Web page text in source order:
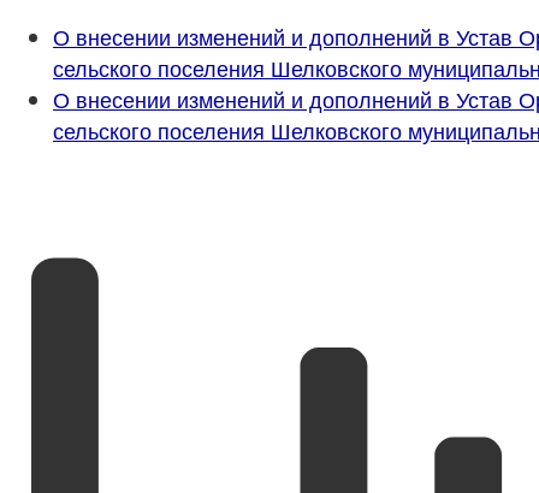
О внесении изменений и дополнений в Устав
сельского поселения Шелковского
О внесении изменений и дополнений в Устав
сельского поселения Шелковского